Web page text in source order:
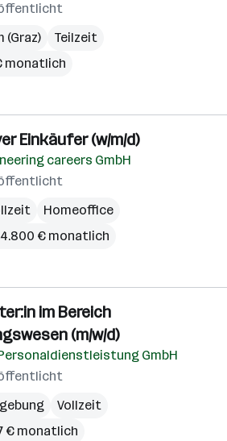
(Graz)
Teilzeit
monatlich
Einkäufer (w/m/d)
careers GmbH
Homeoffice
4.800 € monatlich
im Bereich
(m/w/d)
GmbH
Vollzeit
€ monatlich